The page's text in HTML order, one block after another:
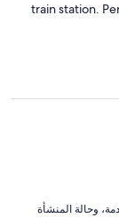
train station.
عناصر نالت الإعجاب: ⁦النظافة⁩، و⁦العاملون ومستوى الخدمة⁩، و⁦حالة المنشأة